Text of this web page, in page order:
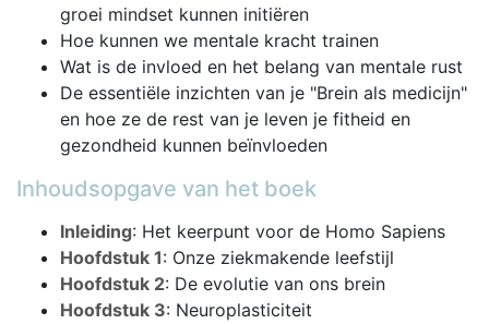
groei mindset kunnen initiëren
Hoe kunnen we mentale kracht trainen
Wat is de invloed en het belang van mentale rust
De essentiële inzichten van je "Brein als medicijn"
en hoe ze de rest van je leven je fitheid en
gezondheid kunnen beïnvloeden
Inhoudsopgave van het boek
Inleiding: Het keerpunt voor de Homo Sapiens
Hoofdstuk 1: Onze ziekmakende leefstijl
Hoofdstuk 2: De evolutie van ons brein
Hoofdstuk 3: Neuroplasticiteit